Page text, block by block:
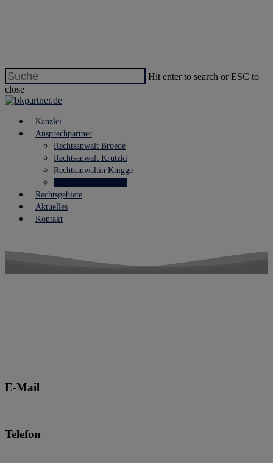
Hit enter to search or ESC to
close
Kanzlei
Ansprechpartner
Rechtsanwalt Broede
Rechtsanwalt Krutzki
Rechtsanwältin Knigge
Rechtsgebiete
Aktuelles
Kontakt
E-Mail
Telefon